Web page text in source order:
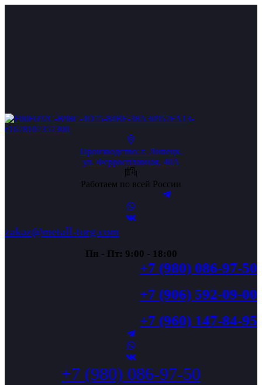
Производство: г. Липецк,
ул. Ферросплавная, 40А
Работаем по всей России
zakaz@metall-torg.com
Пн - Пт: 9:00 - 18:00
+7 (980) 086-97-50
+7 (906) 592-09-00
+7 (960) 147-84-95
+7 (980) 086-97-50